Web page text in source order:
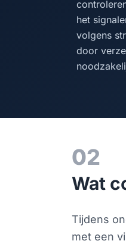
het
volgens
door
02
Wat
Tijdens
met een